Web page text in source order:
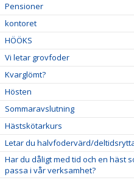
Pensioner
kontoret
HÖÖKS
Vi letar grovfoder
Kvarglömt?
Hösten
Sommaravslutning
Hästskötarkurs
Letar du halvfodervärd/
Har du dåligt med tid och en häst
passa i vår verksamhet?